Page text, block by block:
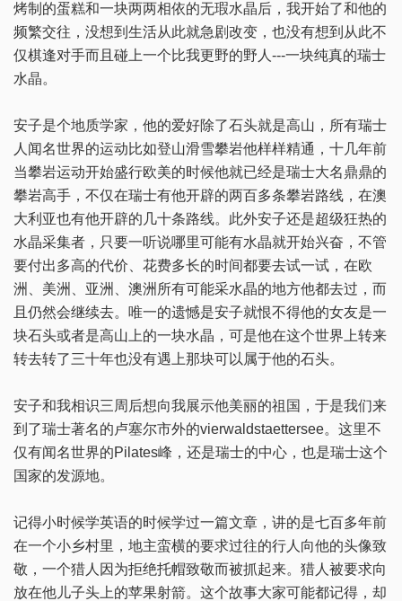
烤制的蛋糕和一块两两相依的无瑕水晶后，我开始了和他的
频繁交往，没想到生活从此就急剧改变，也没有想到从此不
仅棋逢对手而且碰上一个比我更野的野人---一块纯真的瑞士
水晶。
安子是个地质学家，他的爱好除了石头就是高山，所有瑞士
人闻名世界的运动比如登山滑雪攀岩他样样精通，十几年前
当攀岩运动开始盛行欧美的时候他就已经是瑞士大名鼎鼎的
攀岩高手，不仅在瑞士有他开辟的两百多条攀岩路线，在澳
大利亚也有他开辟的几十条路线。此外安子还是超级狂热的
水晶采集者，只要一听说哪里可能有水晶就开始兴奋，不管
要付出多高的代价、花费多长的时间都要去试一试，在欧
洲、美洲、亚洲、澳洲所有可能采水晶的地方他都去过，而
且仍然会继续去。唯一的遗憾是安子就恨不得他的女友是一
块石头或者是高山上的一块水晶，可是他在这个世界上转来
转去转了三十年也没有遇上那块可以属于他的石头。
安子和我相识三周后想向我展示他美丽的祖国，于是我们来
到了瑞士著名的卢塞尔市外的vierwaldstaettersee。这里不
仅有闻名世界的Pilates峰，还是瑞士的中心，也是瑞士这个
国家的发源地。
记得小时候学英语的时候学过一篇文章，讲的是七百多年前
在一个小乡村里，地主蛮横的要求过往的行人向他的头像致
敬，一个猎人因为拒绝托帽致敬而被抓起来。猎人被要求向
放在他儿子头上的苹果射箭。这个故事大家可能都记得，却